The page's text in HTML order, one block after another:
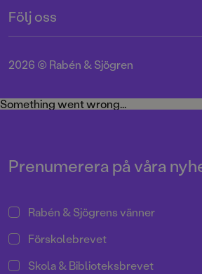
103 12 Stockholm
Org.nr: 556045-7748
Användarvillkor intressenter
Integritetspolicy
Cookie Policy
Miljö och hållbarhet
Följ oss
Instagram
Twitter
2026 © Rabén & Sjögren
Something went wrong...
Prenumerera på våra
Rabén & Sjögrens vänner
Förskolebrevet
Skola & Biblioteksbrevet